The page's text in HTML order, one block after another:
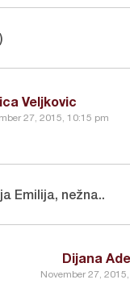
Veljkovic
27, 2015, 10:15 pm
Dijana
November 27,
Emilija, nežna..